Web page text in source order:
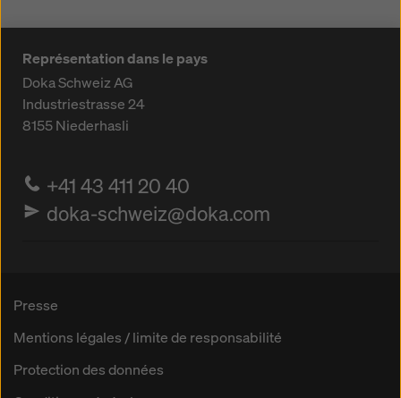
Représentation dans le pays
Doka Schweiz AG
Industriestrasse 24
8155Niederhasli
+41 43 411 20 40
doka-schweiz@doka.com
Presse
Mentions légales / limite de responsabilité
Protection des données